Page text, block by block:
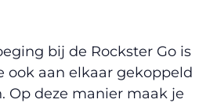
bij de Rockster Go is
ook aan elkaar gekoppeld
Op deze manier maak je